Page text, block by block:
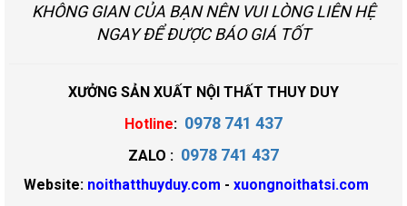
KHÔNG GIAN CỦA BẠN NÊN VUI LÒNG LIÊN HỆ
NGAY ĐỂ ĐƯỢC BÁO GIÁ TỐT
XƯỞNG SẢN XUẤT NỘI THẤT THUY DUY
Hotline: 0978 741 437
ZALO : 0978 741 437
Website: noithatthuyduy.com - xuongnoithatsi.com